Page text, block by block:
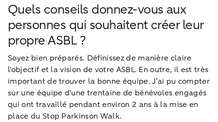
Quels conseils donnez-vous aux
personnes qui souhaitent créer leur
propre ASBL ?
Soyez bien préparés. Définissez de manière claire
l'objectif et la vision de votre ASBL. En outre, il est très
important de trouver la bonne équipe. J’ai pu compter
sur une équipe d'une trentaine de bénévoles engagés
qui ont travaillé pendant environ 2 ans à la mise en
place du Stop Parkinson Walk.